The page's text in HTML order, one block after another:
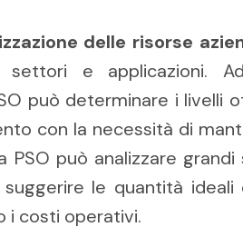
delle risorse
e applicazioni.
può determinare i livelli
con la necessità di
PSO può analizzare
le quantità ideali
i costi operativi.